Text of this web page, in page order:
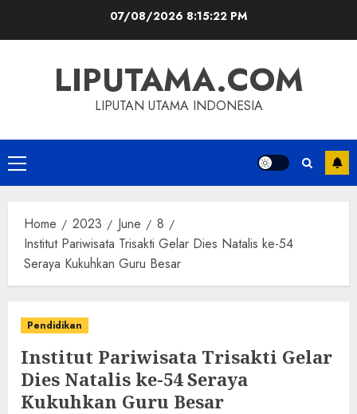
07/08/2026 8:15:22 PM
LIPUTAMA.COM
LIPUTAN UTAMA INDONESIA
Primary
Menu
Home 2023 June
8
Institut Pariwisata Trisakti Gelar Dies Natalis ke-54
Seraya Kukuhkan Guru Besar
Pendidikan
Institut Pariwisata Trisakti Gelar
Dies Natalis ke-54 Seraya
Kukuhkan Guru Besar